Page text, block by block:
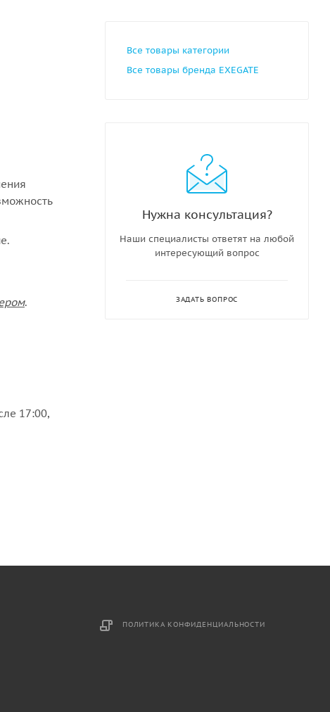
.
17:00,
Все товары категории
Все товары бренда EXEGATE
Нужна консультация?
Наши специалисты ответят на любой
интересующий вопрос
ЗАДАТЬ ВОПРОС
ПОЛИТИКА КОНФИДЕНЦИАЛЬНОСТИ